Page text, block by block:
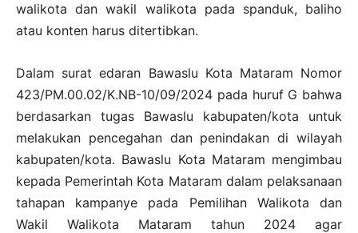
walikota dan wakil walikota pada spanduk, baliho
atau konten harus ditertibkan.
Dalam surat edaran Bawaslu Kota Mataram Nomor
423/PM.00.02/K.NB-10/09/2024 pada huruf G bahwa
berdasarkan tugas Bawaslu kabupaten/kota untuk
melakukan pencegahan dan penindakan di wilayah
kabupaten/kota. Bawaslu Kota Mataram mengimbau
kepada Pemerintah Kota Mataram dalam pelaksanaan
tahapan kampanye pada Pemilihan Walikota dan
Wakil Walikota Mataram tahun 2024 agar